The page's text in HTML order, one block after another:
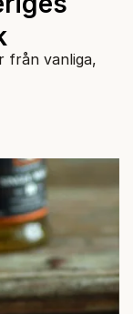
från vanliga,